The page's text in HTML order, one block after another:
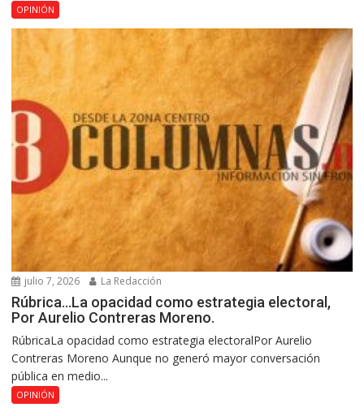
OPINIÓN
julio 7, 2026 La Redacción
Rúbrica…La opacidad como estrategia electoral,
Por Aurelio Contreras Moreno.
RúbricaLa opacidad como estrategia electoralPor Aurelio
Contreras Moreno Aunque no generó mayor conversación
pública en medio...
OPINIÓN